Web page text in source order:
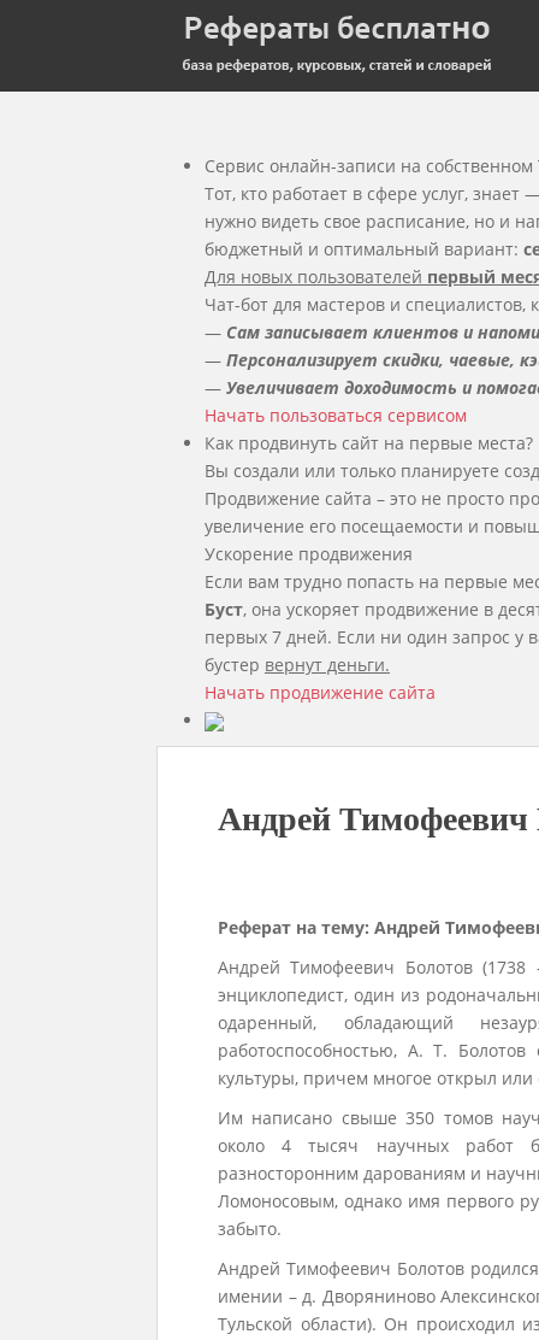
Сервис онлайн-записи на собственном
Тот, кто работает в сфере услуг,
нужно видеть свое расписание, но и
бюджетный и оптимальный вариант:
Для новых пользователей первый
Чат-бот для мастеров и
— Сам записывает клиентов и
— Персонализирует скидки, чаевые,
— Увеличивает доходимость и
Начать пользоваться сервисом
Как продвинуть сайт на первые места?
Вы создали или только планируете
Продвижение сайта – это не просто
увеличение его посещаемости и
Ускорение продвижения
Если вам трудно попасть на первые
Буст, она ускоряет продвижение в
первых 7 дней. Если ни один запрос у
бустер вернут деньги.
Начать продвижение сайта
Андрей Тимофеевич
Реферат на тему: Андрей
Андрей Тимофеевич Болотов (1738
энциклопедист, один из
одаренный, обладающий
работоспособностью, А. Т.
культуры, причем многое открыл
Им написано свыше 350 томов
около 4 тысяч научных работ
разносторонним дарованиям и
Ломоносовым, однако имя первого
забыто.
Андрей Тимофеевич Болотов
имении – д. Дворяниново
Тульской области). Он происходил